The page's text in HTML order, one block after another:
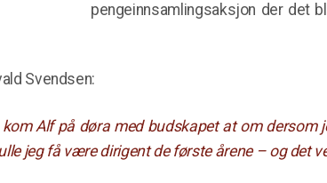
pengeinnsamlingsaksjon der det
Svendsen:
kom Alf på døra med budskapet at om
jeg få være dirigent de første årene – og det